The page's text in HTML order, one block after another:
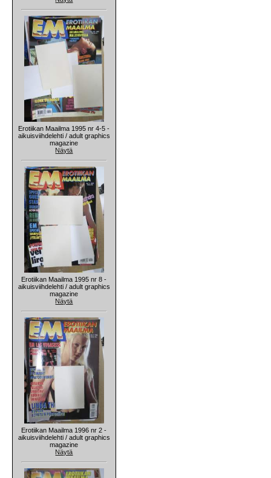
Erotiikan Maailma 1995 nr 4-5 -
aikuisviihdelehti / adult graphics
magazine
Näytä
Erotiikan Maailma 1995 nr 8 -
aikuisviihdelehti / adult graphics
magazine
Näytä
Erotiikan Maailma 1996 nr 2 -
aikuisviihdelehti / adult graphics
magazine
Näytä